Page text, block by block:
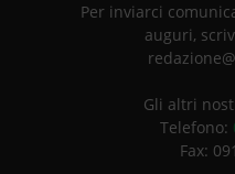
Per inviarci
auguri,
Gli altri
Telefono:
Fax: